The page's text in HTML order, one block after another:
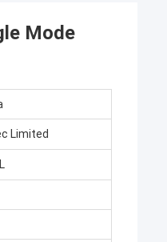
Mode
Limited